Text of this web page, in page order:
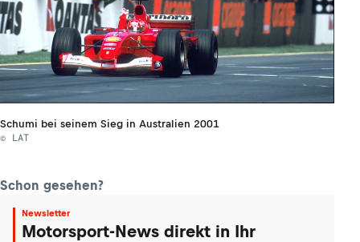
Schumi bei seinem Sieg in Australien 2001
© LAT
Schon gesehen?
Newsletter
Motorsport-News direkt in Ihr